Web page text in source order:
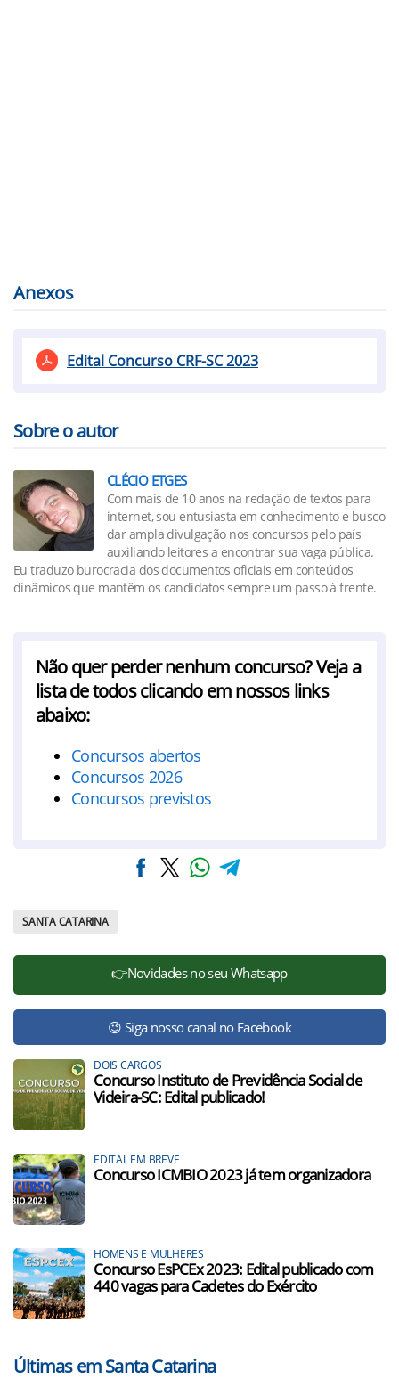
Anexos
Edital Concurso CRF-SC 2023
Sobre o autor
CLÉCIO ETGES
Com mais de 10 anos na redação de textos para
internet, sou entusiasta em conhecimento e busco
dar ampla divulgação nos concursos pelo país
auxiliando leitores a encontrar sua vaga pública.
Eu traduzo burocracia dos documentos oficiais em conteúdos
dinâmicos que mantêm os candidatos sempre um passo à frente.
Não quer perder nenhum concurso? Veja a
lista de todos clicando em nossos links
abaixo:
Concursos abertos
Concursos 2026
Concursos previstos
SANTA CATARINA
👉Novidades no seu Whatsapp
😉 Siga nosso canal no Facebook
DOIS CARGOS
Concurso Instituto de Previdência Social de
Videira-SC: Edital publicado!
EDITAL EM BREVE
Concurso ICMBIO 2023 já tem organizadora
HOMENS E MULHERES
Concurso EsPCEx 2023: Edital publicado com
440 vagas para Cadetes do Exército
Últimas em Santa Catarina